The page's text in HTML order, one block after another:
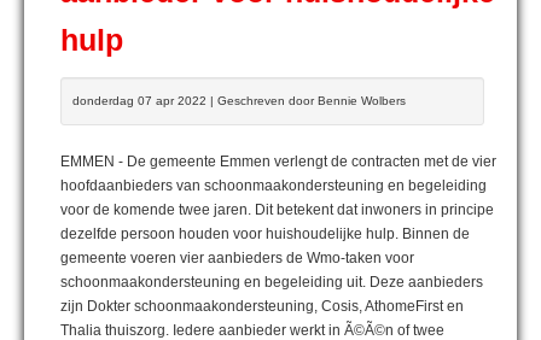
hulp
donderdag 07 apr 2022 | Geschreven door Bennie Wolbers
EMMEN - De gemeente Emmen verlengt de contracten met de vier
hoofdaanbieders van schoonmaakondersteuning en begeleiding
voor de komende twee jaren. Dit betekent dat inwoners in principe
dezelfde persoon houden voor huishoudelijke hulp. Binnen de
gemeente voeren vier aanbieders de Wmo-taken voor
schoonmaakondersteuning en begeleiding uit. Deze aanbieders
zijn Dokter schoonmaakondersteuning, Cosis, AthomeFirst en
Thalia thuiszorg. Iedere aanbieder werkt in Ã©Ã©n of twee